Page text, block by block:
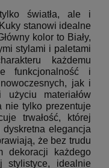
światła, ale i
stanowi idealne
kolor to Biały,
stylami i paletami
każdemu
funkcjonalność i
jak i
użyciu materiałów
nie tylko prezentuje
trwałość, której
elegancja
że bez trudu
dekoracji każdego
stylistyce, idealnie